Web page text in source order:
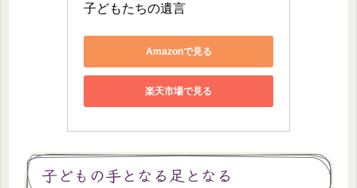
子どもたちの遺言
Amazonで見る
楽天市場で見る
子どもの手となる足となる